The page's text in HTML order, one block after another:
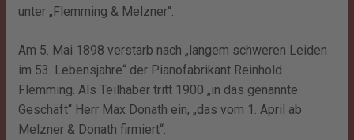
unter „Flemming & Melzner“.
Am 5. Mai 1898 verstarb nach „langem schweren Leiden
im 53. Lebensjahre“ der Pianofabrikant Reinhold
Flemming. Als Teilhaber tritt 1900 „in das genannte
Geschäft“ Herr Max Donath ein, „das vom 1. April ab
Melzner & Donath firmiert“.